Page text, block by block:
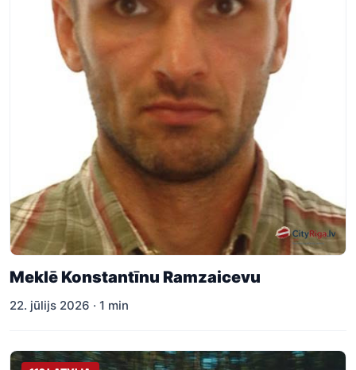
Meklē Konstantīnu Ramzaicevu
22. jūlijs 2026 · 1 min